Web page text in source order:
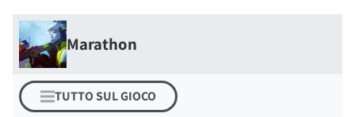
Marathon
TUTTO SUL GIOCO